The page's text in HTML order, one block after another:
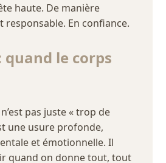
haute. De manière
responsable. En confiance.
quand le corps
pas juste « trop de
une usure profonde,
et émotionnelle. Il
quand on donne tout, tout